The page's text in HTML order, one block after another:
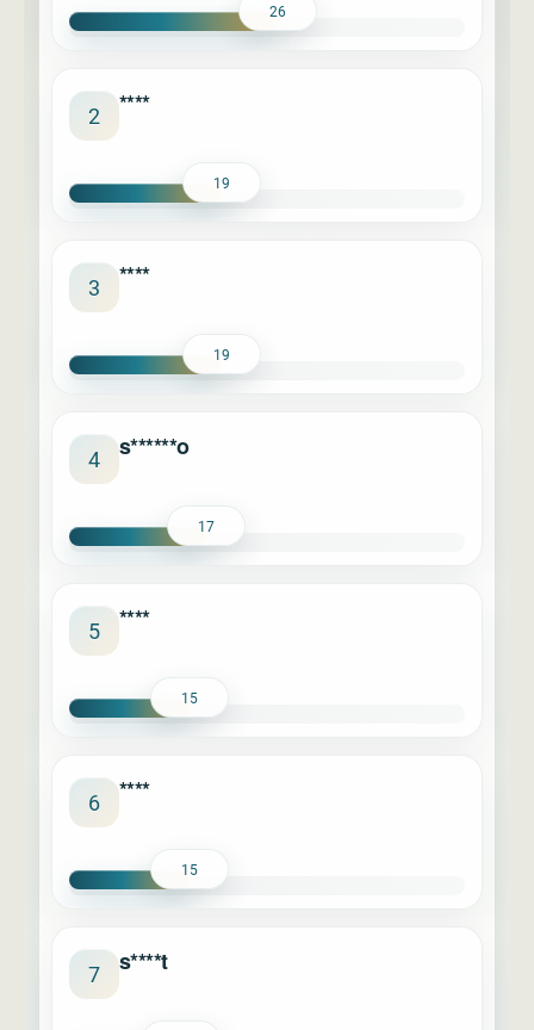
26
2 ****
19
3 ****
19
4 s******o
17
5 ****
15
6 ****
15
7 s****t